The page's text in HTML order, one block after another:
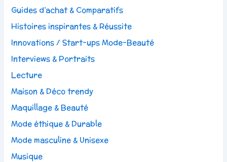
Guides d’achat & Comparatifs
Histoires inspirantes & Réussite
Innovations / Start-ups Mode-Beauté
Interviews & Portraits
Lecture
Maison & Déco trendy
Maquillage & Beauté
Mode éthique & Durable
Mode masculine & Unisexe
Musique